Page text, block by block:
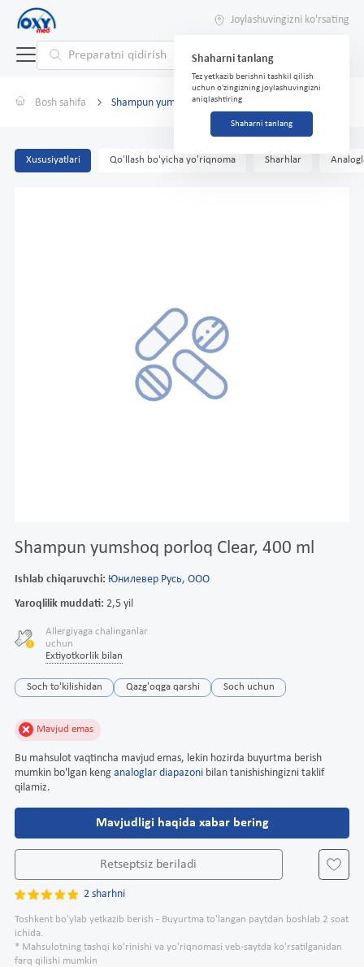
Joylashuvingizni ko'rsating
Shaharni tanlang
Tez yetkazib berishni tashkil qilish
uchun o'zingizning joylashuvingizni
aniqlashtiring
Shaharni tanlang
Bosh sahifa Shampun yumshoq porloq Clear, 400 ml
Xususiyatlari Qo'llash bo'yicha yo'riqnoma Sharhlar
Shampun yumshoq porloq Clear, 400 ml
Ishlab chiqaruvchi: Юнилевер Русь, ООО
Yaroqlilik muddati: 2,5 yil
Allergiyaga chalinganlar
uchun
Extiyotkorlik bilan
Soch to'kilishidan Qazg'oqga qarshi Soch uchun
Mavjud emas
Bu mahsulot vaqtincha mavjud emas, lekin hozirda buyurtma berish
mumkin bo'lgan keng analoglar diapazoni bilan tanishishingizni taklif
qilamiz.
Mavjudligi haqida xabar bering
Retseptsiz beriladi
2 sharhni
Toshkent bo'ylab yetkazib berish - Buyurtma to'langan paytdan boshlab 2 soat
ichida.
* Mahsulotning tashqi ko'rinishi va yo'riqnomasi veb-saytda ko'rsatilganidan
farq qilishi mumkin